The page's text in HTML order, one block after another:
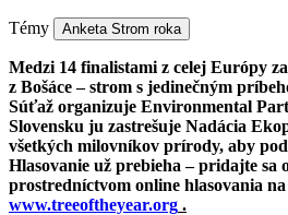
Témy Anketa Strom roka
Medzi 14 finalistami z celej Európy
z Bošáce – strom s jedinečným
Súťaž organizuje Environmental
Slovensku ju zastrešuje Nadácia
všetkých milovníkov prírody, aby
Hlasovanie už prebieha – pridajte sa
prostredníctvom online hlasovania
www.treeoftheyear.org .